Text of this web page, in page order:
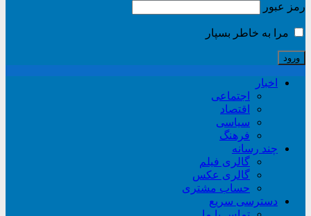
رمز عبور
مرا به خاطر بسپار
اخبار
اجتماعی
اقتصاد
سیاسی
فرهنگ
چند رسانه
گالری فیلم
گالری عکس
حساب مشتری
دسترسی سریع